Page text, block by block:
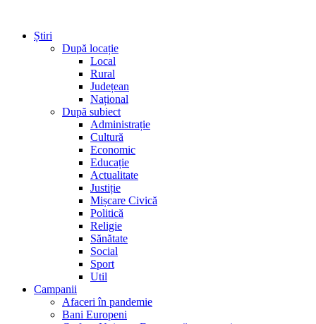
Știri
După locație
Local
Rural
Județean
Național
După subiect
Administrație
Cultură
Economic
Educație
Actualitate
Justiție
Mișcare Civică
Politică
Religie
Sănătate
Social
Sport
Util
Campanii
Afaceri în pandemie
Bani Europeni